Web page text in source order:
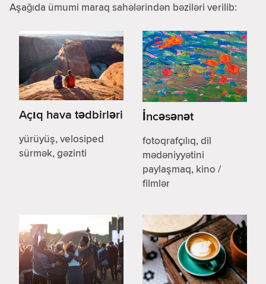
Aşağıda ümumi maraq sahələrindən bəziləri verilib:
Açıq hava tədbirləri
yürüyüş, velosiped
sürmək, gəzinti
İncəsənət
fotoqrafçılıq, dil
mədəniyyətini
paylaşmaq, kino /
filmlər